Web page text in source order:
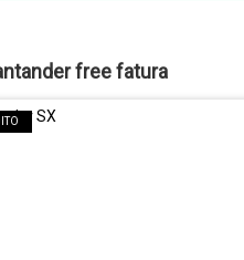
free fatura